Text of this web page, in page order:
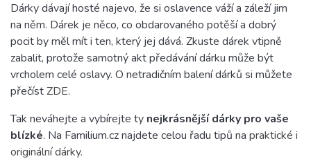
Dárky dávají hosté najevo, že si oslavence váží a záleží jim
na něm. Dárek je něco, co obdarovaného potěší a dobrý
pocit by měl mít i ten, který jej dává. Zkuste dárek vtipně
zabalit, protože samotný akt předávání dárku může být
vrcholem celé oslavy. O netradičním balení dárků si můžete
přečístZDE.
Tak neváhejte a vybírejte ty nejkrásnější dárky pro vaše
blízké. Na Familium.cz najdete celou řadu tipů na praktické i
originální dárky.